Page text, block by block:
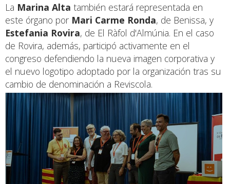
La Marina Alta también estará representada en
este órgano por Mari Carme Ronda, de Benissa, y
Estefania Rovira, de El Ràfol d'Almúnia. En el caso
de Rovira, además, participó activamente en el
congreso defendiendo la nueva imagen corporativa y
el nuevo logotipo adoptado por la organización tras su
cambio de denominación a Reviscola.